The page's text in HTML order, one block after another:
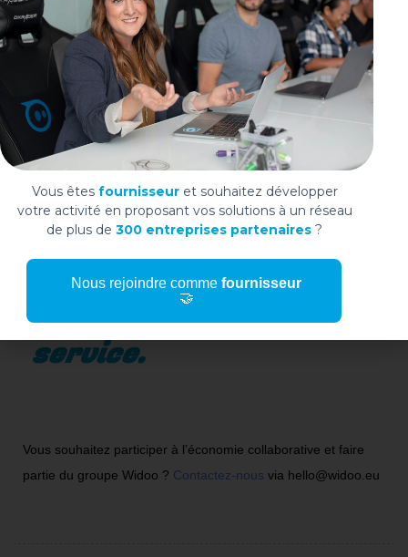
Intégrer le réseau
WIDOO, c’est bénéficier
d’un écosystème
dynamique, porté par
une logique de
confiance, de
performance et de
service.
Vous souhaitez participer à l’économie collaborative et faire
partie du groupe Widoo ? Contactez-nous via hello@widoo.eu
Vous êtes fournisseuret souhaitez développer
votre activité en proposant vos solutions à un réseau
de plus de300 entreprises partenaires ?
Nous rejoindre commefournisseur
🤝